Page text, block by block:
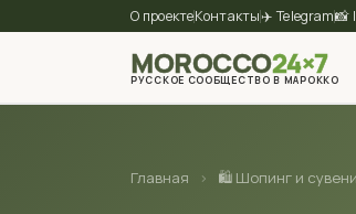
О проектеКонтакты✈️ Telegram📸
MOROCCO24×7
РУССКОЕ СООБЩЕСТВО В МАРОККО
Главная › 🛍 Шопинг и